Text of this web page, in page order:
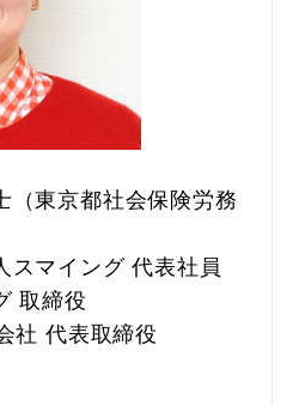
（東京都社会保険労務
スマイング 代表社員
取締役
社 代表取締役